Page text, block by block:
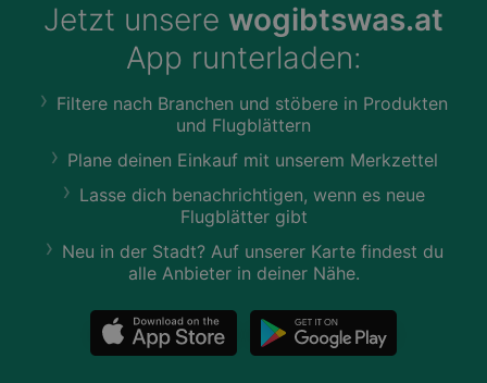
Jetzt unsere wogibtswas.at
App runterladen:
Filtere nach Branchen und stöbere in Produkten
und Flugblättern
Plane deinen Einkauf mit unserem Merkzettel
Lasse dich benachrichtigen, wenn es neue
Flugblätter gibt
Neu in der Stadt? Auf unserer Karte findest du
alle Anbieter in deiner Nähe.